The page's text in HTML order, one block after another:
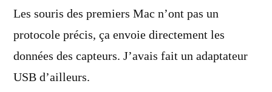
Les souris des premiers Mac n’ont pas un
protocole précis, ça envoie directement les
données des capteurs. J’avais fait un adaptateur
USB d’ailleurs.